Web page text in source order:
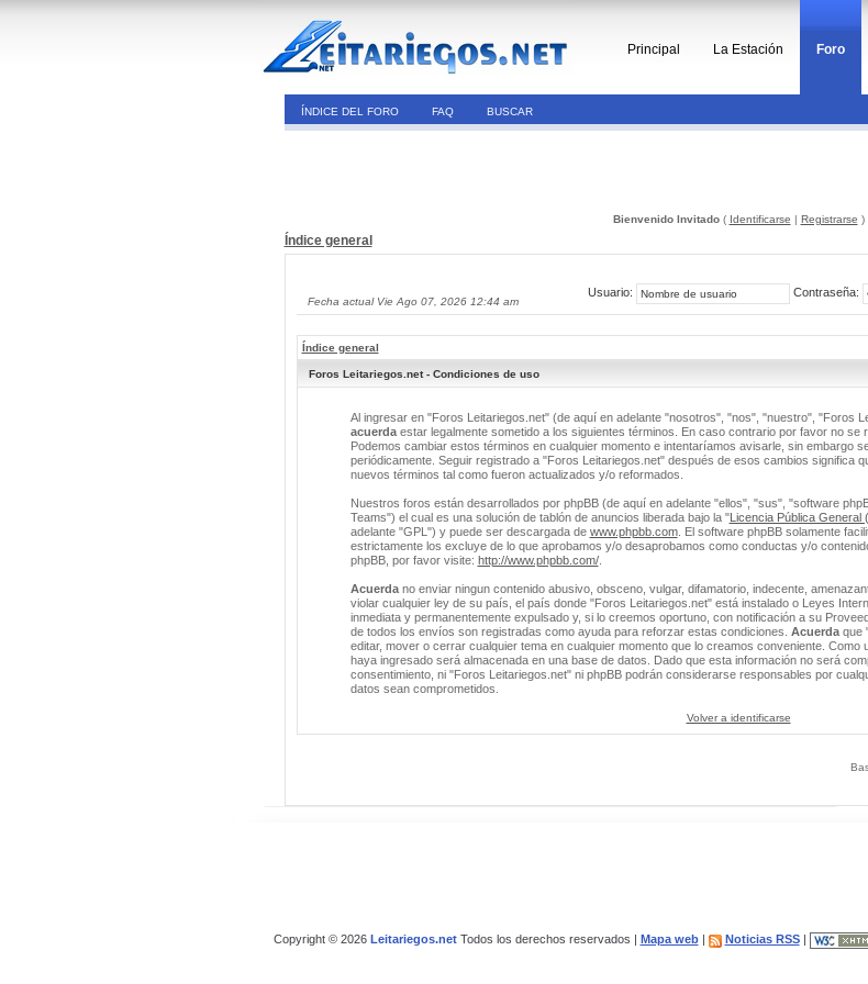
Principal La Estación Foro
ÍNDICE DEL FORO FAQ BUSCAR
Bienvenido Invitado( Identificarse | Registrarse )
Índice general
Fecha actual Vie Ago 07, 2026 12:44 am
Usuario: Contraseña:
Índice general
Foros Leitariegos.net - Condiciones de uso
Al ingresar en "Foros Leitariegos.net" (de aquí en adelante "nosotros", "nos", "nuestro", "Foros
acuerdaestar legalmente sometido a los siguientes términos. En caso contrario por favor no se
Podemos cambiar estos términos en cualquier momento e intentaríamos avisarle, sin embargo
periódicamente. Seguir registrado a "Foros Leitariegos.net" después de esos cambios significa
nuevos términos tal como fueron actualizados y/o reformados.
Nuestros foros están desarrollados por phpBB (de aquí en adelante "ellos", "sus", "software
Teams") el cual es una solución de tablón de anuncios liberada bajo la "Licencia Pública General
adelante "GPL") y puede ser descargada de www.phpbb.com. El software phpBB solamente
estrictamente los excluye de lo que aprobamos y/o desaprobamos como conductas y/o
phpBB, por favor visite: http://www.phpbb.com/.
Acuerdano enviar ningun contenido abusivo, obsceno, vulgar, difamatorio, indecente,
violar cualquier ley de su país, el país donde "Foros Leitariegos.net" está instalado o Leyes
inmediata y permanentemente expulsado y, si lo creemos oportuno, con notificación a su
de todos los envíos son registradas como ayuda para reforzar estas condiciones. Acuerdaque
editar, mover o cerrar cualquier tema en cualquier momento que lo creamos conveniente. Como
haya ingresado será almacenada en una base de datos. Dado que esta información no será
consentimiento, ni "Foros Leitariegos.net" ni phpBB podrán considerarse responsables por
datos sean comprometidos.
Volver a identificarse
Copyright © 2026 Leitariegos.netTodos los derechos reservados | Mapa web| Noticias RSS|